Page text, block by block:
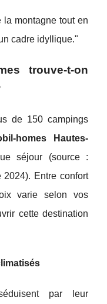
montagne tout en
cadre idyllique."
trouve-t-on
de 150 campings
homes Hautes-
séjour (source :
2024). Entre confort
varie selon vos
cette destination
par leur